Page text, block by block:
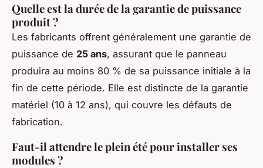
Quelle est la durée de la garantie de puissance
produit ?
Les fabricants offrent généralement une garantie de
puissance de 25 ans, assurant que le panneau
produira au moins 80 % de sa puissance initiale à la
fin de cette période. Elle est distincte de la garantie
matériel (10 à 12 ans), qui couvre les défauts de
fabrication.
Faut-il attendre le plein été pour installer ses
modules ?